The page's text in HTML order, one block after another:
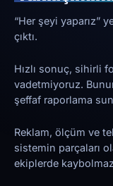
“Her şeyi yaparız”
çıktı.
Hızlı sonuç, sihirli
vadetmiyoruz.
şeffaf raporlama
Reklam, ölçüm ve
sistemin parçaları
ekiplerde